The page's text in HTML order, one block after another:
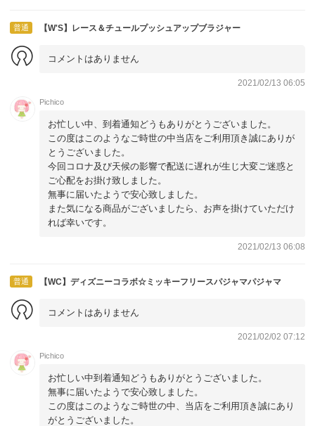
普通 【W'S】レース＆チュールプッシュアップブラジャー
コメントはありません
2021/02/13 06:05
Pichico
お忙しい中、到着通知どうもありがとうございました。
この度はこのようなご時世の中当店をご利用頂き誠にありが
とうございました。
今回コロナ及び天候の影響で配送に遅れが生じ大変ご迷惑と
ご心配をお掛け致しました。
無事に届いたようで安心致しました。
また気になる商品がございましたら、お声を掛けていただけ
れば幸いです。
2021/02/13 06:08
普通 【WC】ディズニーコラボ☆ミッキーフリースパジャマパジャマ
コメントはありません
2021/02/02 07:12
Pichico
お忙しい中到着通知どうもありがとうございました。
無事に届いたようで安心致しました。
この度はこのようなご時世の中、当店をご利用頂き誠にあり
がとうございました。